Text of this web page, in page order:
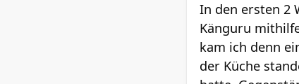
In den ersten 2
Känguru
kam ich denn
der Küche